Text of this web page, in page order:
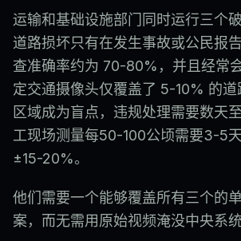
运输和基础设施部门同时运行三个
道路损坏只有在发生事故或公民报
查准确率约为 70-80%，并且经常
定交通摄像头仅覆盖了 5-10% 的
区域成为盲点，违规处理需要数天
工现场测量每50-100公顷需要3-5
±15-20%。
他们需要一个能够覆盖所有三个的
案，而无需用原始视频淹没中央系统